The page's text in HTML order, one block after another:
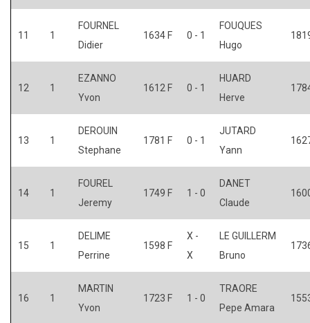
11 1
FOURNEL
Didier
1634 F 0 - 1
FOUQUES
Hugo
12 1
EZANNO
Yvon
1612 F 0 - 1
HUARD
Herve
13 1
DEROUIN
Stephane
1781 F 0 - 1
JUTARD
Yann
14 1
FOUREL
Jeremy
1749 F 1 - 0
DANET
Claude
15 1
DELIME
Perrine
1598 F
X -
X
LE GUILLERM
Bruno
16 1
MARTIN
Yvon
1723 F 1 - 0
TRAORE
Pepe Amara